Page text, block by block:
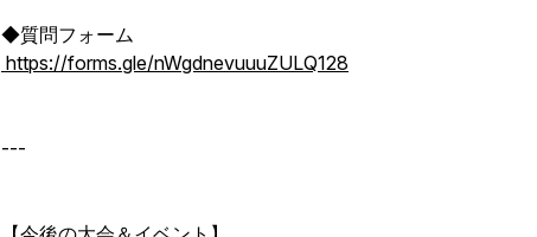
◆質問フォーム
https://forms.gle/nWgdnevuuuZULQ128
---